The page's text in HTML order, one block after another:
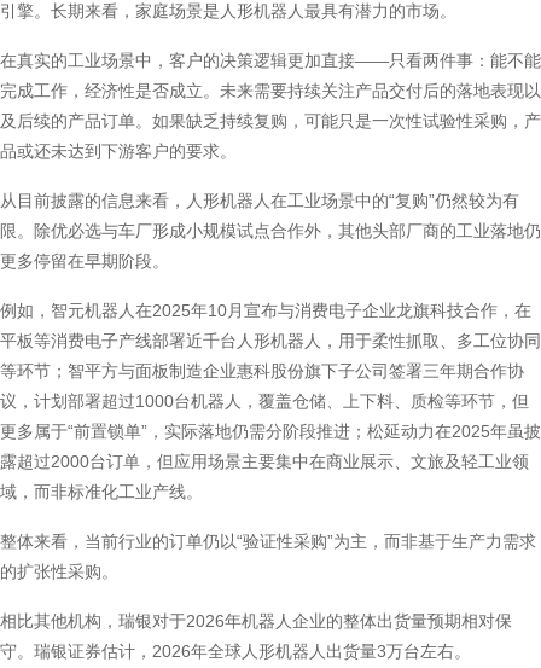
引擎。长期来看，家庭场景是人形机器人最具有潜力的市场。
在真实的工业场景中，客户的决策逻辑更加直接——只看两件事：能不能
完成工作，经济性是否成立。未来需要持续关注产品交付后的落地表现以
及后续的产品订单。如果缺乏持续复购，可能只是一次性试验性采购，产
品或还未达到下游客户的要求。
从目前披露的信息来看，人形机器人在工业场景中的“复购”仍然较为有
限。除优必选与车厂形成小规模试点合作外，其他头部厂商的工业落地仍
更多停留在早期阶段。
例如，智元机器人在2025年10月宣布与消费电子企业龙旗科技合作，在
平板等消费电子产线部署近千台人形机器人，用于柔性抓取、多工位协同
等环节；智平方与面板制造企业惠科股份旗下子公司签署三年期合作协
议，计划部署超过1000台机器人，覆盖仓储、上下料、质检等环节，但
更多属于“前置锁单”，实际落地仍需分阶段推进；松延动力在2025年虽披
露超过2000台订单，但应用场景主要集中在商业展示、文旅及轻工业领
域，而非标准化工业产线。
整体来看，当前行业的订单仍以“验证性采购”为主，而非基于生产力需求
的扩张性采购。
相比其他机构，瑞银对于2026年机器人企业的整体出货量预期相对保
守。瑞银证券估计，2026年全球人形机器人出货量3万台左右。